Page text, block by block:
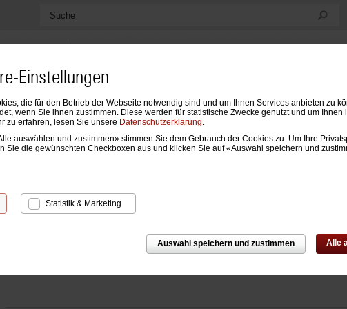
Einstellungen
die für den Betrieb der Webseite notwendig sind und um Ihnen Services anbieten zu
wenn Sie ihnen zustimmen. Diese werden für statistische Zwecke genutzt und um
zu erfahren, lesen Sie unsere Datenschutzerklärung.
auswählen und zustimmen» stimmen Sie dem Gebrauch der Cookies zu. Um Ihre
Sie die gewünschten Checkboxen aus und klicken Sie auf «Auswahl speichern und
Statistik & Marketing
Auswahl speichern und zustimmen Alle
Suche
Kalendarien Formblätter & Einlagen Notizen, Mappen & Sonstiges
›Taschen- und Tischkalender›Weitere Taschen- und Tischkalender